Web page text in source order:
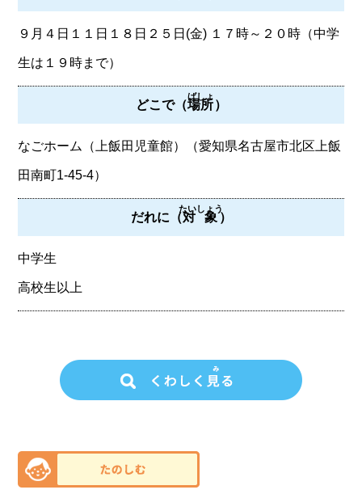
９月４日１１日１８日２５日(金) １７時～２０時（中学
生は１９時まで）
どこで（場所
ばしょ
）
なごホーム（上飯田児童館）（愛知県名古屋市北区上飯
田南町1-45-4）
だれに（対象
たいしょう
）
中学生
高校生以上